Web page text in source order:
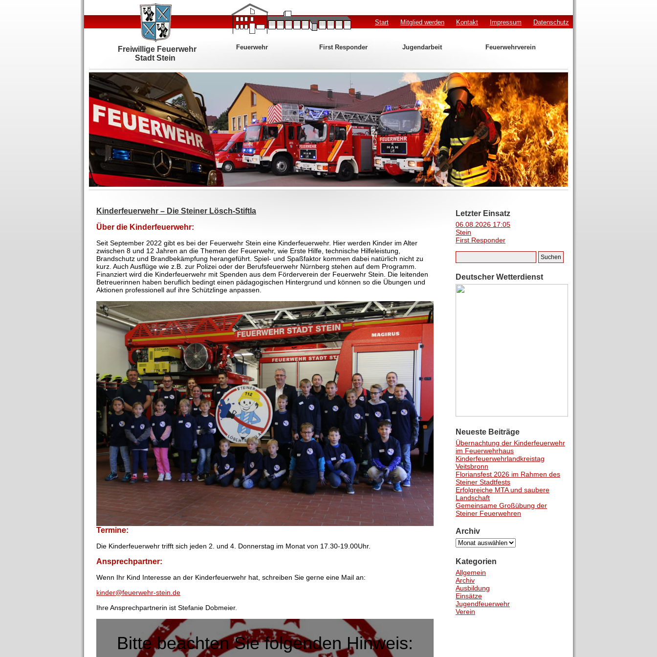
Start Mitglied werden Kontakt Impressum Datenschutz
Freiwillige Feuerwehr
Stadt Stein
Feuerwehrverein
Jugendarbeit
First Responder
Feuerwehr
Kinderfeuerwehr – Die Steiner Lösch-Stiftla
Über die Kinderfeuerwehr:
Seit September 2022 gibt es bei der Feuerwehr Stein eine Kinderfeuerwehr. Hier werden Kinder im Alter
zwischen 8 und 12 Jahren an die Themen der Feuerwehr, wie Erste Hilfe, technische Hilfeleistung,
Brandschutz und Brandbekämpfung herangeführt. Spiel- und Spaßfaktor kommen dabei natürlich nicht zu
kurz. Auch Ausflüge wie z.B. zur Polizei oder der Berufsfeuerwehr Nürnberg stehen auf dem Programm.
Finanziert wird die Kinderfeuerwehr mit Spenden aus dem Förderverein der Feuerwehr Stein. Die leitenden
Betreuerinnen haben beruflich bedingt einen pädagogischen Hintergrund und können so die Übungen und
Aktionen professionell auf ihre Schützlinge anpassen.
Termine:
Die Kinderfeuerwehr trifft sich jeden 2. und 4. Donnerstag im Monat von 17.30-19.00Uhr.
Ansprechpartner:
Wenn Ihr Kind Interesse an der Kinderfeuerwehr hat, schreiben Sie gerne eine Mail an:
kinder@feuerwehr-stein.de
Ihre Ansprechpartnerin ist Stefanie Dobmeier.
Bitte beachten Sie folgenden Hinweis:
Letzter Einsatz
06.08.2026 17:05
Stein
First Responder
Deutscher Wetterdienst
Neueste Beiträge
Übernachtung der Kinderfeuerwehr
im Feuerwehrhaus
Kinderfeuerwehrlandkreistag
Veitsbronn
Floriansfest 2026 im Rahmen des
Steiner Stadtfests
Erfolgreiche MTA und saubere
Landschaft
Gemeinsame Großübung der
Steiner Feuerwehren
Archiv
Archiv
Kategorien
Allgemein
Archiv
Ausbildung
Einsätze
Jugendfeuerwehr
Verein